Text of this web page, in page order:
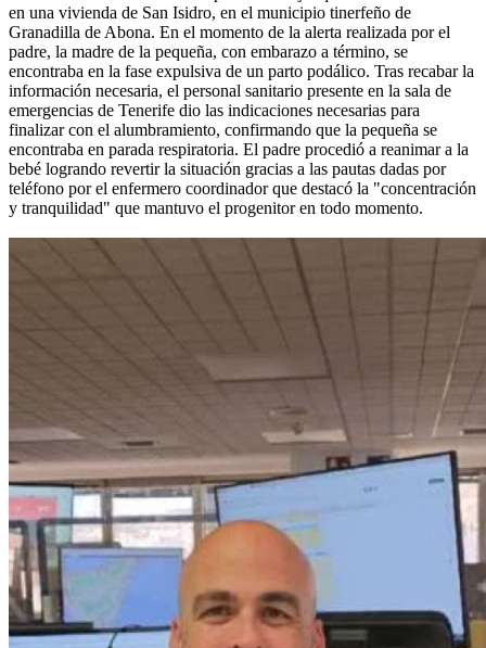
en una vivienda de San Isidro, en el municipio tinerfeño de
Granadilla de Abona. En el momento de la alerta realizada por el
padre, la madre de la pequeña, con embarazo a término, se
encontraba en la fase expulsiva de un parto podálico. Tras recabar la
información necesaria, el personal sanitario presente en la sala de
emergencias de Tenerife dio las indicaciones necesarias para
finalizar con el alumbramiento, confirmando que la pequeña se
encontraba en parada respiratoria. El padre procedió a reanimar a la
bebé logrando revertir la situación gracias a las pautas dadas por
teléfono por el enfermero coordinador que destacó la "concentración
y tranquilidad" que mantuvo el progenitor en todo momento.